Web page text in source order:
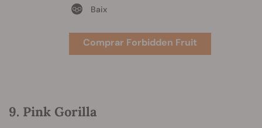
Baix
Comprar Forbidden Fruit
9. Pink Gorilla